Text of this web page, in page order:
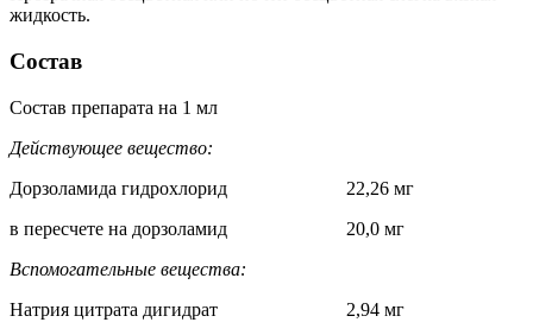
жидкость.
Состав
Состав препарата на 1 мл
Действующее вещество:
Дорзоламида гидрохлорид 22,26 мг
в пересчете на дорзоламид 20,0 мг
Вспомогательные вещества:
Натрия цитрата дигидрат 2,94 мг